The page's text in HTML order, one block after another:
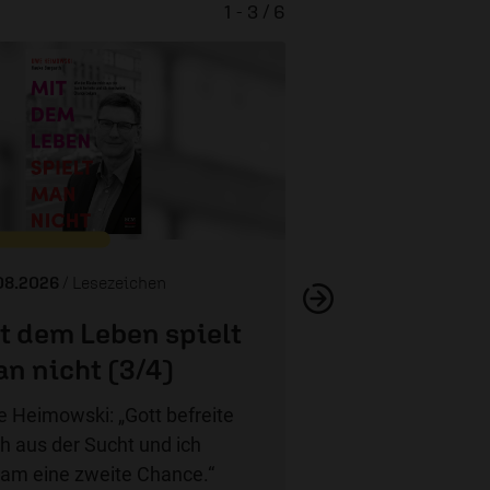
/ Lesezeichen
dem Leben spielt
nicht (3/4)
Heimowski: „Gott befreite
aus der Sucht und ich
eine zweite Chance.“
1 - 3 / 6